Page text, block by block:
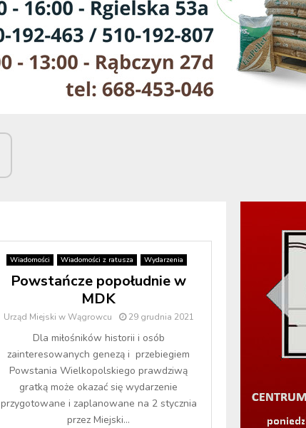
Wiadomości Wiadomości z ratusza Wydarzenia
Powstańcze popołudnie w
MDK
Urząd Miejski w Wągrowcu 29 grudnia 2021
Dla miłośników historii i osób
zainteresowanych genezą i przebiegiem
Powstania Wielkopolskiego prawdziwą
gratką może okazać się wydarzenie
przygotowane i zaplanowane na 2 stycznia
przez Miejski...